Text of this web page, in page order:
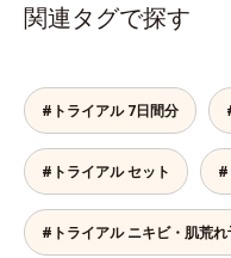
関連タグで探す
#トライアル 7日間分
#トライアル セット #
#トライアル ニキビ・肌荒れ